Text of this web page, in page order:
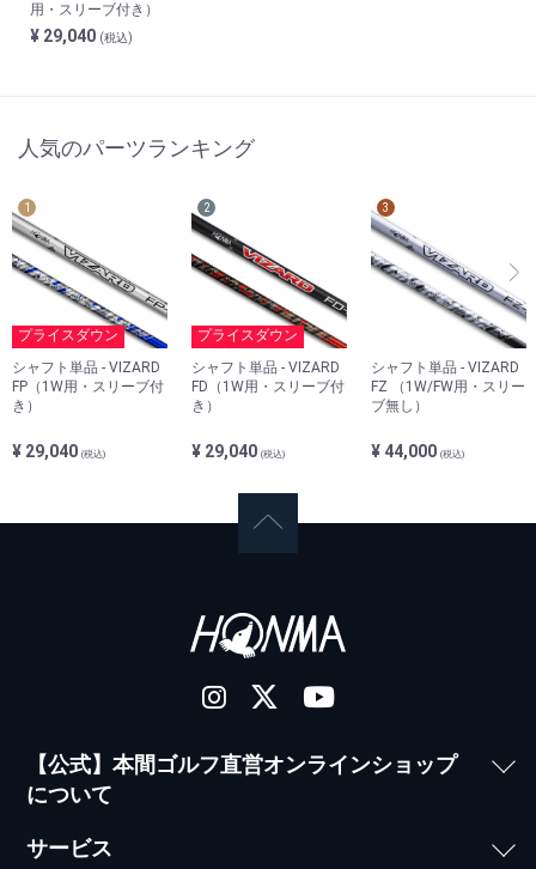
用・スリーブ付き）
¥ 29,040 (税込)
人気のパーツランキング
プライスダウン
シャフト単品 - VIZARD
FP（1W用・スリーブ付
き）
¥ 29,040 (税込)
プライスダウン
シャフト単品 - VIZARD
FD（1W用・スリーブ付
き）
¥ 29,040 (税込)
シャフト単品 - VIZARD
FZ （1W/FW用・スリー
ブ無し）
¥ 44,000 (税込)
【公式】本間ゴルフ直営オンラインショップ
について
サービス